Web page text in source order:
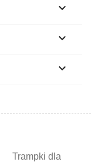



Trampki dla